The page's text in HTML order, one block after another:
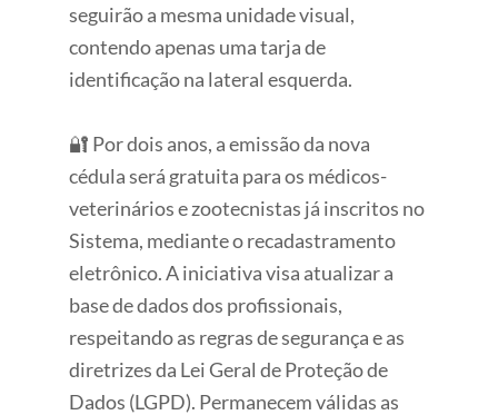
seguirão a mesma unidade visual,
contendo apenas uma tarja de
identificação na lateral esquerda.
🔐 Por dois anos, a emissão da nova
cédula será gratuita para os médicos-
veterinários e zootecnistas já inscritos no
Sistema, mediante o recadastramento
eletrônico. A iniciativa visa atualizar a
base de dados dos profissionais,
respeitando as regras de segurança e as
diretrizes da Lei Geral de Proteção de
Dados (LGPD). Permanecem válidas as